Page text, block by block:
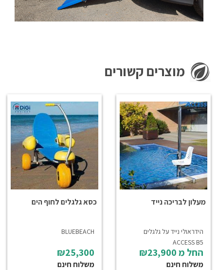
מוצרים קשורים
מעלון לבריכה נייד
הידראולי נייד על גלגלים
ACCESS B5
החל מ
משלוח חינם
כסא גלגלים לחוף הים
BLUEBEACH
₪25,300
משלוח חינם